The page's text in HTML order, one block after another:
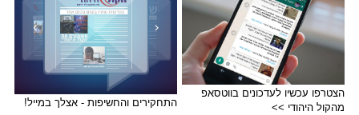
הצטרפו עכשיו לעדכונים בווטסאפ
מהקול היהודי >>
התחקירים והחשיפות - אצלך במייל!